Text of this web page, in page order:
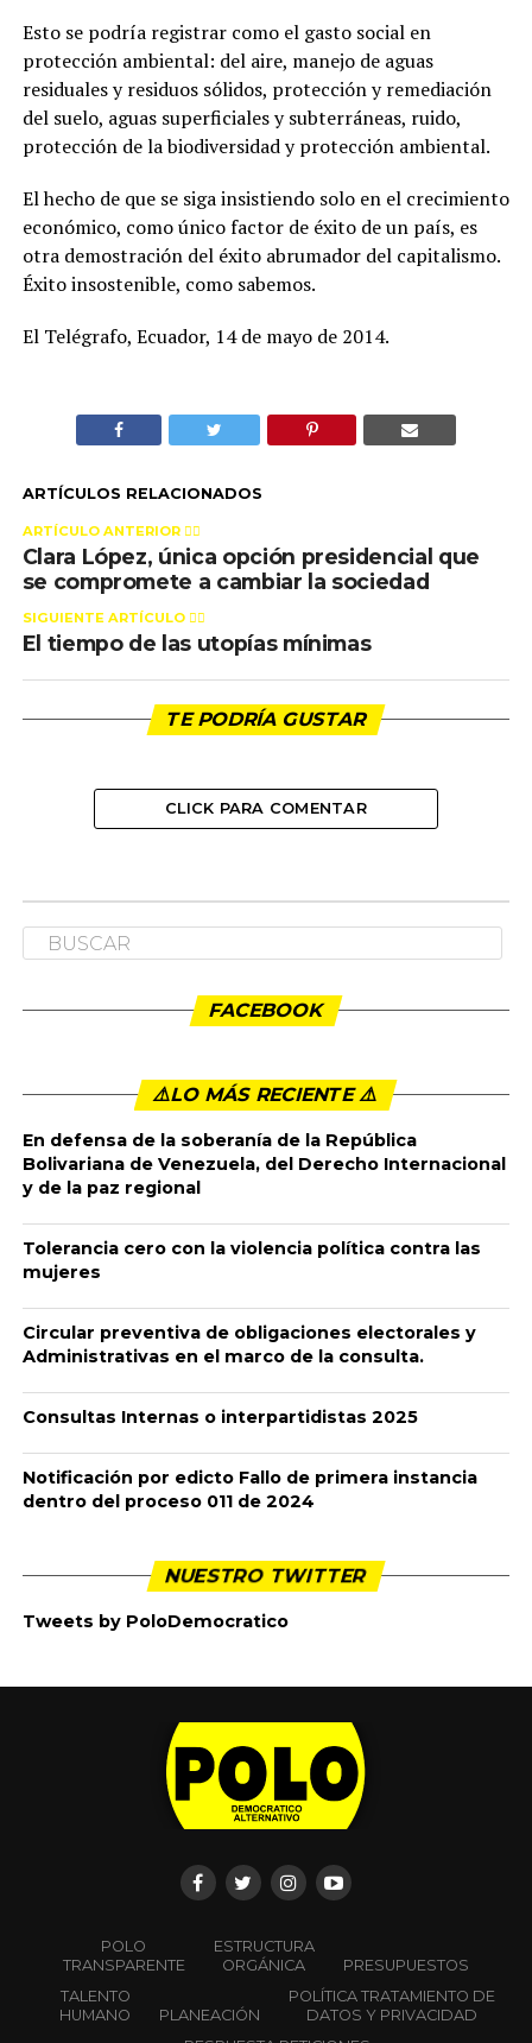
Esto se podría registrar como el gasto social en
protección ambiental: del aire, manejo de aguas
residuales y residuos sólidos, protección y remediación
del suelo, aguas superficiales y subterráneas, ruido,
protección de la biodiversidad y protección ambiental.
El hecho de que se siga insistiendo solo en el crecimiento
económico, como único factor de éxito de un país, es
otra demostración del éxito abrumador del capitalismo.
Éxito insostenible, como sabemos.
El Telégrafo, Ecuador, 14 de mayo de 2014.
ARTÍCULOS RELACIONADOS
ARTÍCULO ANTERIOR 👉🏻
Clara López, única opción presidencial que
se compromete a cambiar la sociedad
SIGUIENTE ARTÍCULO 👈🏻
El tiempo de las utopías mínimas
TE PODRÍA GUSTAR
CLICK PARA COMENTAR
FACEBOOK
⚠️LO MÁS RECIENTE ⚠️️
En defensa de la soberanía de la República
Bolivariana de Venezuela, del Derecho Internacional
y de la paz regional
Tolerancia cero con la violencia política contra las
mujeres
Circular preventiva de obligaciones electorales y
Administrativas en el marco de la consulta.
Consultas Internas o interpartidistas 2025
Notificación por edicto Fallo de primera instancia
dentro del proceso 011 de 2024
NUESTRO TWITTER
Tweets by PoloDemocratico
POLO
TRANSPARENTE
ESTRUCTURA
ORGÁNICA
PRESUPUESTOS
TALENTO
HUMANO
PLANEACIÓN
POLÍTICA TRATAMIENTO DE
DATOS Y PRIVACIDAD